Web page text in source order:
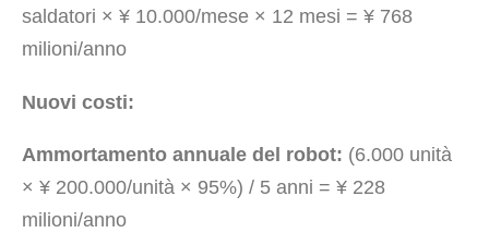
saldatori × ¥ 10.000/mese × 12 mesi = ¥ 768
milioni/anno
Nuovi costi:
Ammortamento annuale del robot: (6.000 unità
× ¥ 200.000/unità × 95%) / 5 anni = ¥ 228
milioni/anno